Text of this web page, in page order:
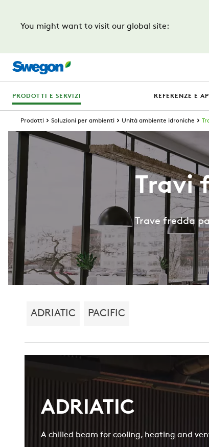
You might want to visit our global site:
PRODOTTI E SERVIZI REFERENZE E
Prodotti Soluzioni per ambienti Unità ambiente idroniche
Travi
Trave fredda
ADRIATIC PACIFIC
ADRIATIC
A chilled beam for cooling, heating and